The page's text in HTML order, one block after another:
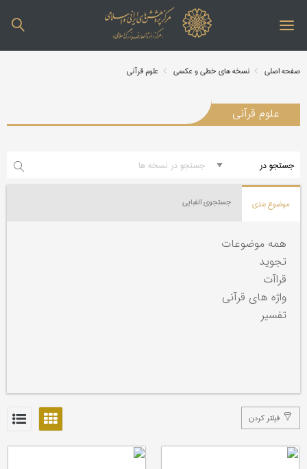
صفحه اصلی نسخه های خطی و عکسی علوم قرآنی
علوم قرآنی
موضوع بندی جستجوی الفبایی
همه موضوعات
تجوید
قراآت
واژه های قرآنی
تفسیر
فیلتر کردن